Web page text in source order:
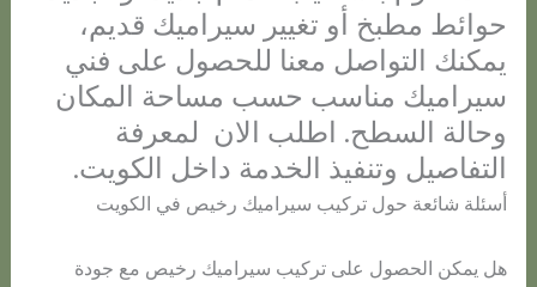
حوائط مطبخ أو تغيير سيراميك قديم،
يمكنك التواصل معنا للحصول على فني
سيراميك مناسب حسب مساحة المكان
وحالة السطح. اطلب الان لمعرفة
التفاصيل وتنفيذ الخدمة داخل الكويت.
أسئلة شائعة حول تركيب سيراميك رخيص في الكويت
هل يمكن الحصول على تركيب سيراميك رخيص مع جودة